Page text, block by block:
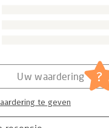
Uw waardering ?
te geven